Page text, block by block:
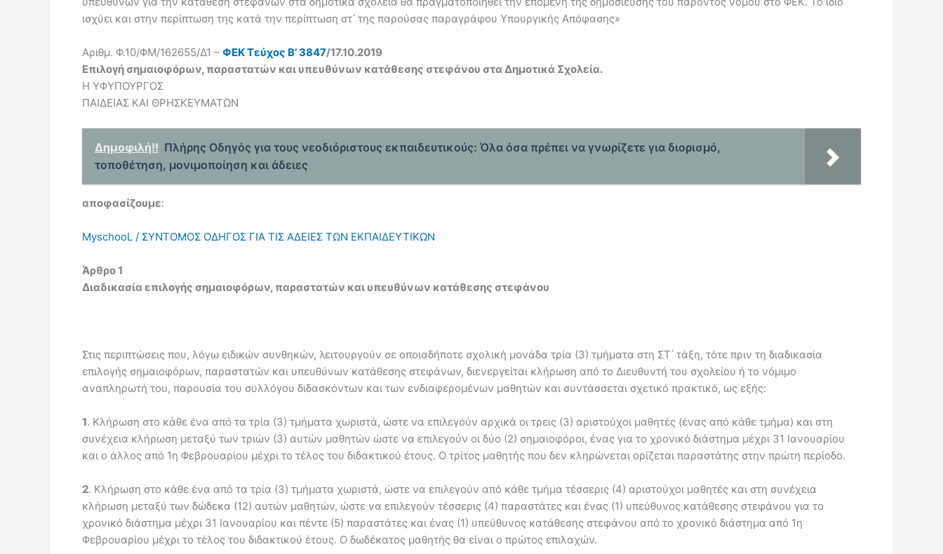
ισχύει και στην περίπτωση της κατά την περίπτωση στ ́ της παρούσας παραγράφου Υπουργικής Απόφασης»
Αριθμ. Φ.10/ΦΜ/162655/Δ1 – ΦΕΚ Τεύχος B’ 3847/17.10.2019
Επιλογή σημαιοφόρων, παραστατών και υπευθύνων κατάθεσης στεφάνου στα Δημοτικά Σχολεία.
Η ΥΦΥΠΟΥΡΓΟΣ
ΠΑΙΔΕΙΑΣ ΚΑΙ ΘΡΗΣΚΕΥΜΑΤΩΝ
Δημοφιλή!! Πλήρης Οδηγός για τους νεοδιόριστους εκπαιδευτικούς: Όλα όσα πρέπει να γνωρίζετε για διορισμό,
τοποθέτηση, μονιμοποίηση και άδειες
αποφασίζουμε:
MyschooL / ΣΥΝΤΟΜΟΣ ΟΔΗΓΟΣ ΓΙΑ ΤΙΣ ΑΔΕΙΕΣ ΤΩΝ ΕΚΠΑΙΔΕΥΤΙΚΩΝ
Άρθρο 1
Διαδικασία επιλογής σημαιοφόρων, παραστατών και υπευθύνων κατάθεσης στεφάνου
Στις περιπτώσεις που, λόγω ειδικών συνθηκών, λειτουργούν σε οποιαδήποτε σχολική μονάδα τρία (3) τμήματα στη ΣΤ ́ τάξη, τότε πριν τη διαδικασία
επιλογής σημαιοφόρων, παραστατών και υπευθύνων κατάθεσης στεφάνων, διενεργείται κλήρωση από το Διευθυντή του σχολείου ή το νόμιμο
αναπληρωτή του, παρουσία του συλλόγου διδασκόντων και των ενδιαφερομένων μαθητών και συντάσσεται σχετικό πρακτικό, ως εξής:
1. Κλήρωση στο κάθε ένα από τα τρία (3) τμήματα χωριστά, ώστε να επιλεγούν αρχικά οι τρεις (3) αριστούχοι μαθητές (ένας από κάθε τμήμα) και στη
συνέχεια κλήρωση μεταξύ των τριών (3) αυτών μαθητών ώστε να επιλεγούν οι δύο (2) σημαιοφόροι, ένας για το χρονικό διάστημα μέχρι 31 Ιανουαρίου
και ο άλλος από 1η Φεβρουαρίου μέχρι το τέλος του διδακτικού έτους. Ο τρίτος μαθητής που δεν κληρώνεται ορίζεται παραστάτης στην πρώτη περίοδο.
2. Κλήρωση στο κάθε ένα από τα τρία (3) τμήματα χωριστά, ώστε να επιλεγούν από κάθε τμήμα τέσσερις (4) αριστούχοι μαθητές και στη συνέχεια
κλήρωση μεταξύ των δώδεκα (12) αυτών μαθητών, ώστε να επιλεγούν τέσσερις (4) παραστάτες και ένας (1) υπεύθυνος κατάθεσης στεφάνου για το
χρονικό διάστημα μέχρι 31 Ιανουαρίου και πέντε (5) παραστάτες και ένας (1) υπεύθυνος κατάθεσης στεφάνου από το χρονικό διάστημα από 1η
Φεβρουαρίου μέχρι το τέλος του διδακτικού έτους. Ο δωδέκατος μαθητής θα είναι ο πρώτος επιλαχών.